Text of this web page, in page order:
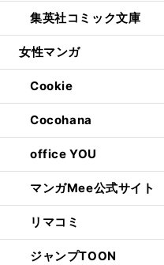
集英社コミック文庫
女性マンガ
Cookie
Cocohana
office YOU
マンガMee公式サイト
リマコミ
ジャンプTOON